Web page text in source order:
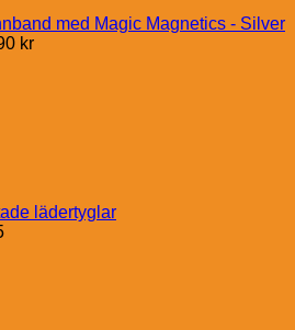
med Magic Magnetics - Silver
krPrice
lädertyglar